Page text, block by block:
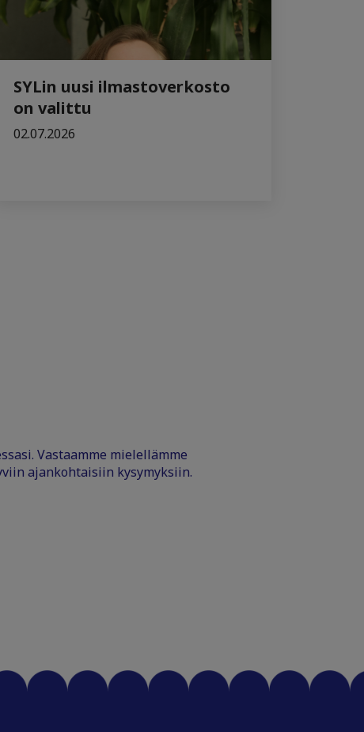
SYLin uusi ilmastoverkosto
on valittu
02.07.2026
Vastaamme mielellämme
ajankohtaisiin kysymyksiin.